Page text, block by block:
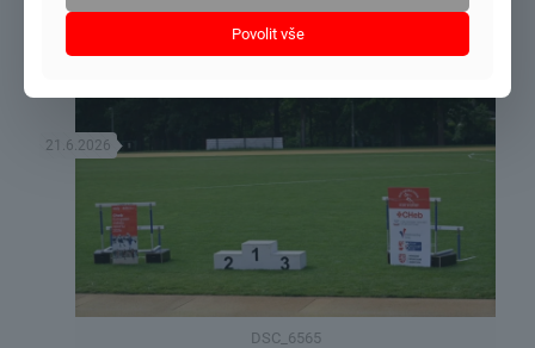
DSC_6565
21.6.2026
Povolit vše